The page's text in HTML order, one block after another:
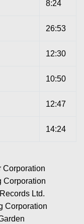
8:24
26:53
12:30
10:50
12:47
14:24
Corporation
Corporation
Ltd.
Corporation